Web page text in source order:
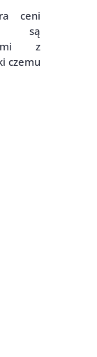
ceni
są
z
czemu